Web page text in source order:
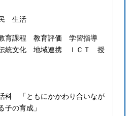
民 生活
育課程 教育評価 学習指導
統文化 地域連携 ＩＣＴ 授
科 「ともにかかわり合いなが
子の育成」